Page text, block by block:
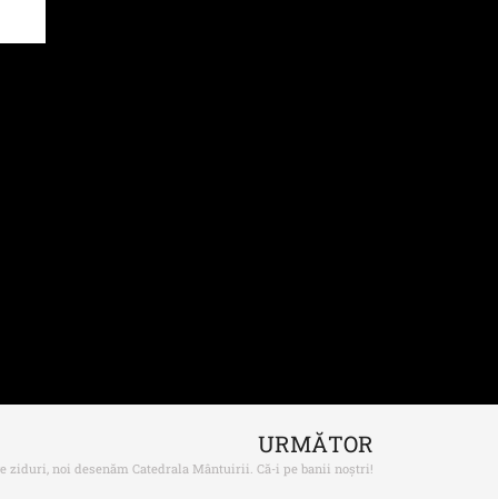
URMĂTOR
ziduri, noi desenăm Catedrala Mântuirii. Că-i pe banii noștri!